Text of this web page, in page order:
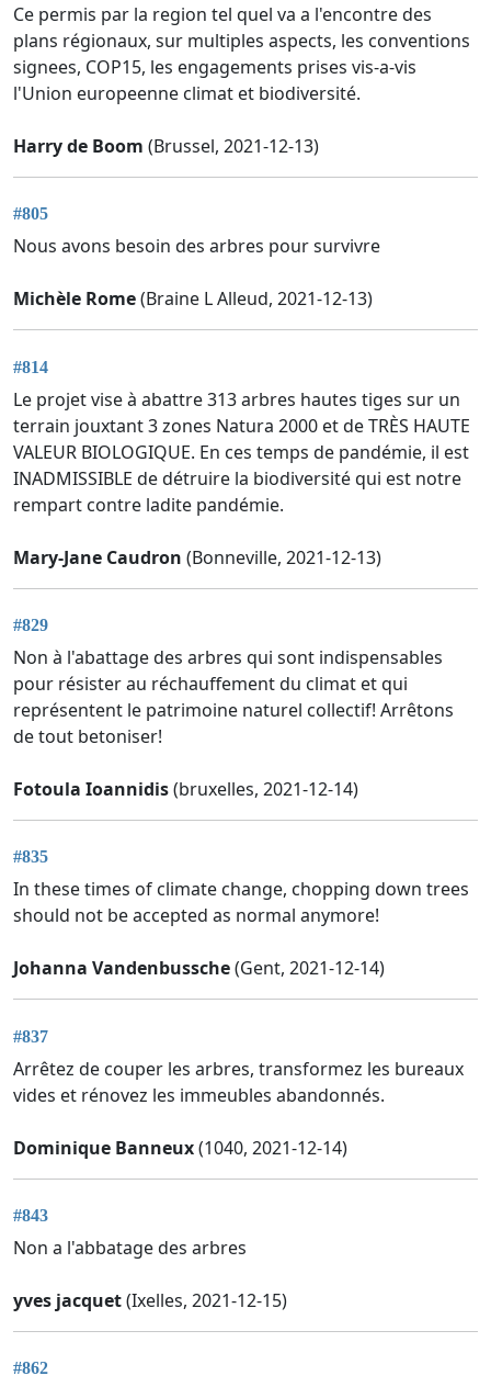
Ce permis par la region tel quel va a l'encontre des
plans régionaux, sur multiples aspects, les conventions
signees, COP15, les engagements prises vis-a-vis
l'Union europeenne climat et biodiversité.
Harry de Boom (Brussel, 2021-12-13)
#805
Nous avons besoin des arbres pour survivre
Michèle Rome(Braine L Alleud, 2021-12-13)
#814
Le projet vise à abattre 313 arbres hautes tiges sur un
terrain jouxtant 3 zones Natura 2000 et de TRÈS HAUTE
VALEUR BIOLOGIQUE. En ces temps de pandémie, il est
INADMISSIBLE de détruire la biodiversité qui est notre
rempart contre ladite pandémie.
Mary-Jane Caudron (Bonneville, 2021-12-13)
#829
Non à l'abattage des arbres qui sont indispensables
pour résister au réchauffement du climat et qui
représentent le patrimoine naturel collectif! Arrêtons
de tout betoniser!
Fotoula Ioannidis(bruxelles, 2021-12-14)
#835
In these times of climate change, chopping down trees
should not be accepted as normal anymore!
Johanna Vandenbussche(Gent, 2021-12-14)
#837
Arrêtez de couper les arbres, transformez les bureaux
vides et rénovez les immeubles abandonnés.
Dominique Banneux(1040, 2021-12-14)
#843
Non a l'abbatage des arbres
yves jacquet(Ixelles, 2021-12-15)
#862